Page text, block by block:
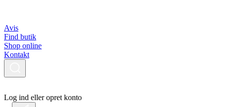
Avis
Find butik
Shop online
Kontakt
Log ind eller opret konto